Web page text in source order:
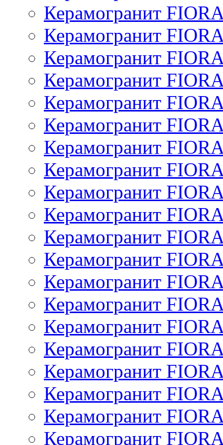
Керамогранит
Керамогранит
Керамогранит
Керамогранит
Керамогранит
Керамогранит
Керамогранит
Керамогранит
Керамогранит
Керамогранит
Керамогранит
Керамогранит
Керамогранит
Керамогранит
Керамогранит
Керамогранит
Керамогранит
Керамогранит
Керамогранит
Керамогранит